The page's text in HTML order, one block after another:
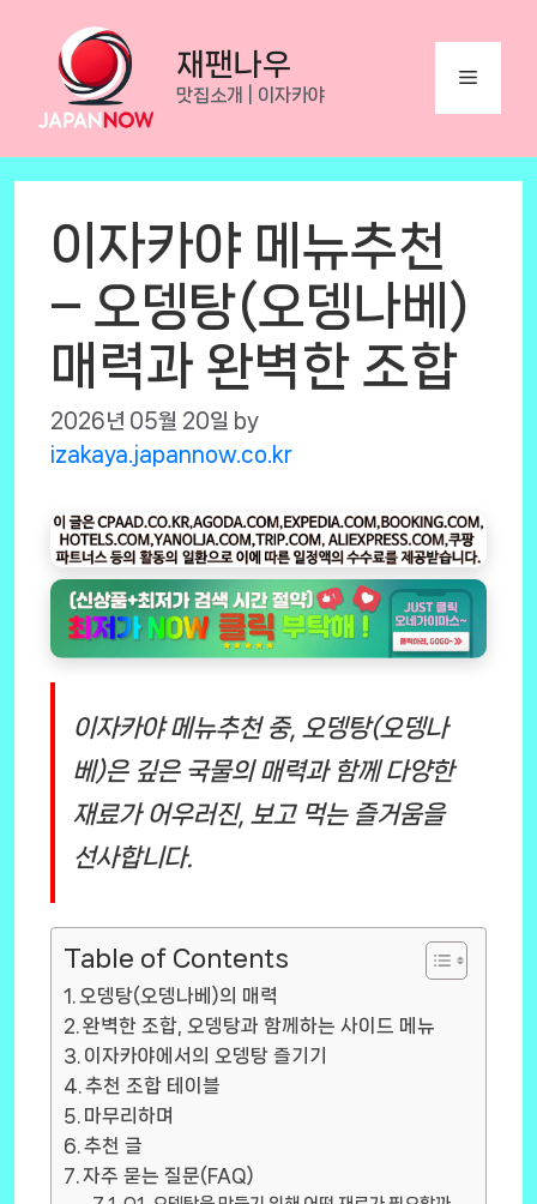
content
재팬나우
맛집소개 | 이자카야
Menu
이자카야 메뉴추천
– 오뎅탕(오뎅나베)
매력과 완벽한 조합
2026년 05월 20일 by
izakaya.japannow.co.kr
이자카야 메뉴추천 중, 오뎅탕(오뎅나
베)은 깊은 국물의 매력과 함께 다양한
재료가 어우러진, 보고 먹는 즐거움을
선사합니다.
Table of Contents
오뎅탕(오뎅나베)의 매력
완벽한 조합, 오뎅탕과 함께하는 사이드 메뉴
이자카야에서의 오뎅탕 즐기기
추천 조합 테이블
마무리하며
추천 글
자주 묻는 질문(FAQ)